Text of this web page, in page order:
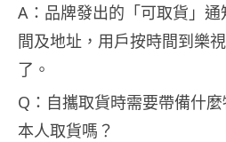
A：品牌發出的「可取貨」
間及地址，用戶按時間到樂
了。
Q：自攜取貨時需要帶備什
本人取貨嗎？